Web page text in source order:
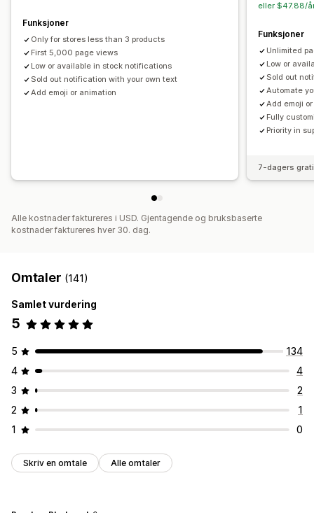
Funksjoner
Only for stores less than 3 products
First 5,000 page views
Low or available in stock notifications
Sold out notification with your own text
Add emoji or animation
eller $47.88/
Funksjoner
Unlimited
Low or
Sold out
Automate
Add emoji
Fully
Priority in
7-dagers
Alle kostnader faktureres i USD. Gjentagende og bruksbaserte
kostnader faktureres hver 30. dag.
Omtaler (141)
Samlet vurdering
5
5
134
4
4
3
2
2
1
1
0
Skriv en omtale Alle omtaler